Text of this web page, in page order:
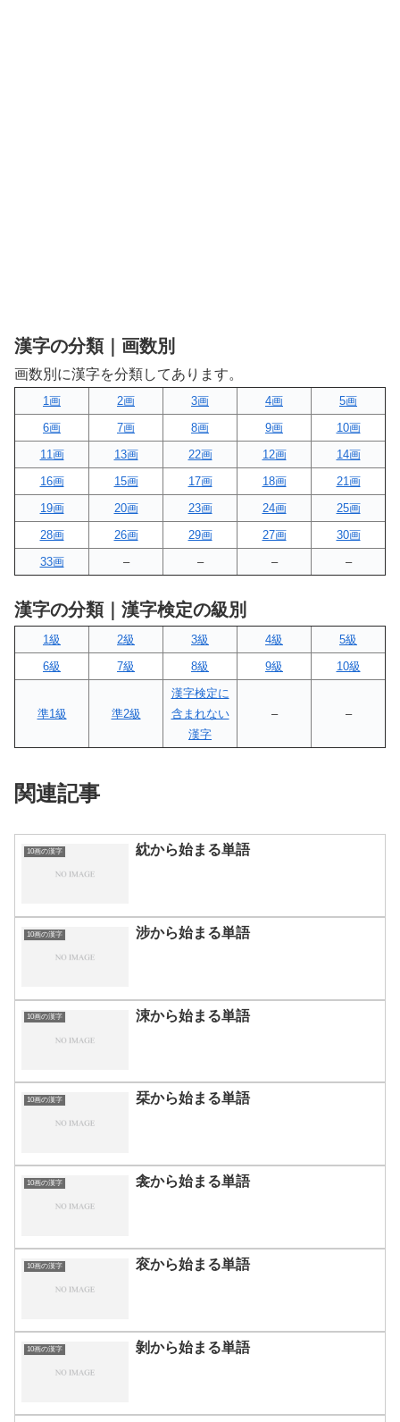
漢字の分類｜画数別
画数別に漢字を分類してあります。
1画 2画 3画 4画
5画
6画
7画 8画 9画
10画
11画
13画 22画 12画
14画
16画
15画 17画 18画
21画
19画
20画 23画 24画
25画
28画
26画 29画 27画
30画
33画
– – – –
漢字の分類｜漢字検定の級別
1級 2級 3級 4級
5級
6級
7級 8級 9級 10級
準1級 準2級
漢字検定に
含まれない
漢字
– –
関連記事
10画の漢字 紞から始まる単語
10画の漢字 涉から始まる単語
10画の漢字 涑から始まる単語
10画の漢字 栞から始まる単語
10画の漢字 衾から始まる単語
10画の漢字 衮から始まる単語
10画の漢字 剝から始まる単語